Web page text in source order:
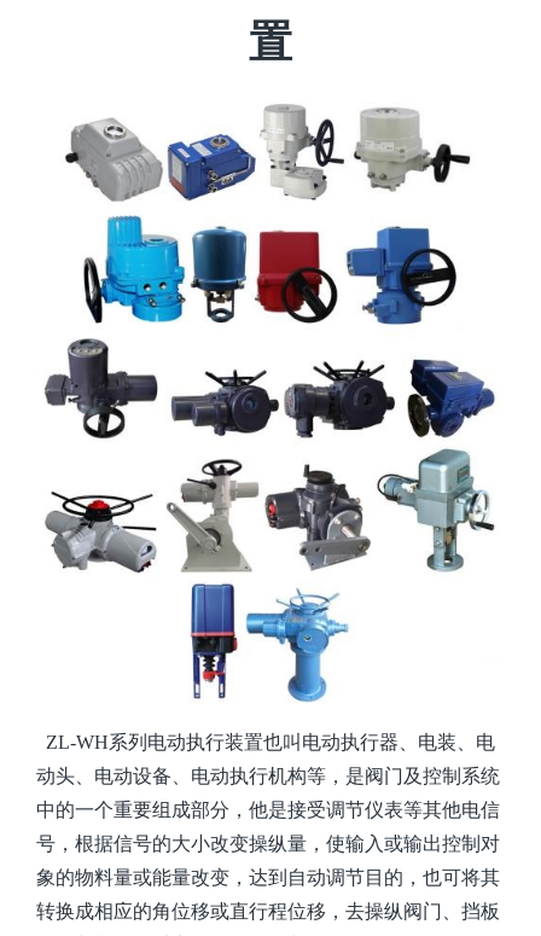
置
ZL-WH系列电动执行装置也叫电动执行器
电装、电
动头、电动设备、电动执行机构等 ， 是阀门及控制系统
中的一个重要组成部分，他是接受调节仪表等其他电信
号，根据信号的大小改变操纵量，使输入或输出控制对
象的物料量或能量改变，达到自动调节目的 ， 也可将其
转换成相应的角位移或直行程位移，去操纵阀门、挡板